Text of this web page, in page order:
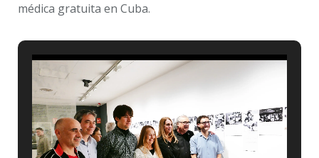
médica gratuita en Cuba.